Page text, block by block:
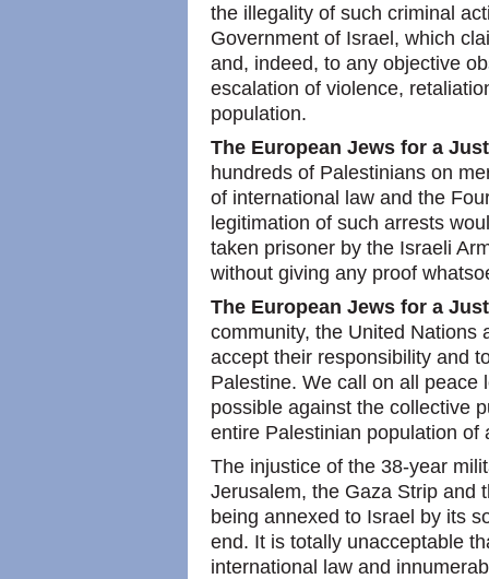
the illegality of such criminal
Government of Israel, which
and, indeed, to any objective
escalation of violence,
population.
The European Jews for a
hundreds of Palestinians on
of international law and the
legitimation of such arrests
taken prisoner by the Israeli
without giving any proof
The European Jews for a
community, the United Nations
accept their responsibility and
Palestine. We call on all peace
possible against the collective
entire Palestinian population of
The injustice of the 38-year
Jerusalem, the Gaza Strip and
being annexed to Israel by its
end. It is totally unacceptable
international law and